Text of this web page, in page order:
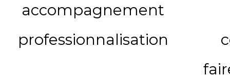
accompagnement
professionnalisation